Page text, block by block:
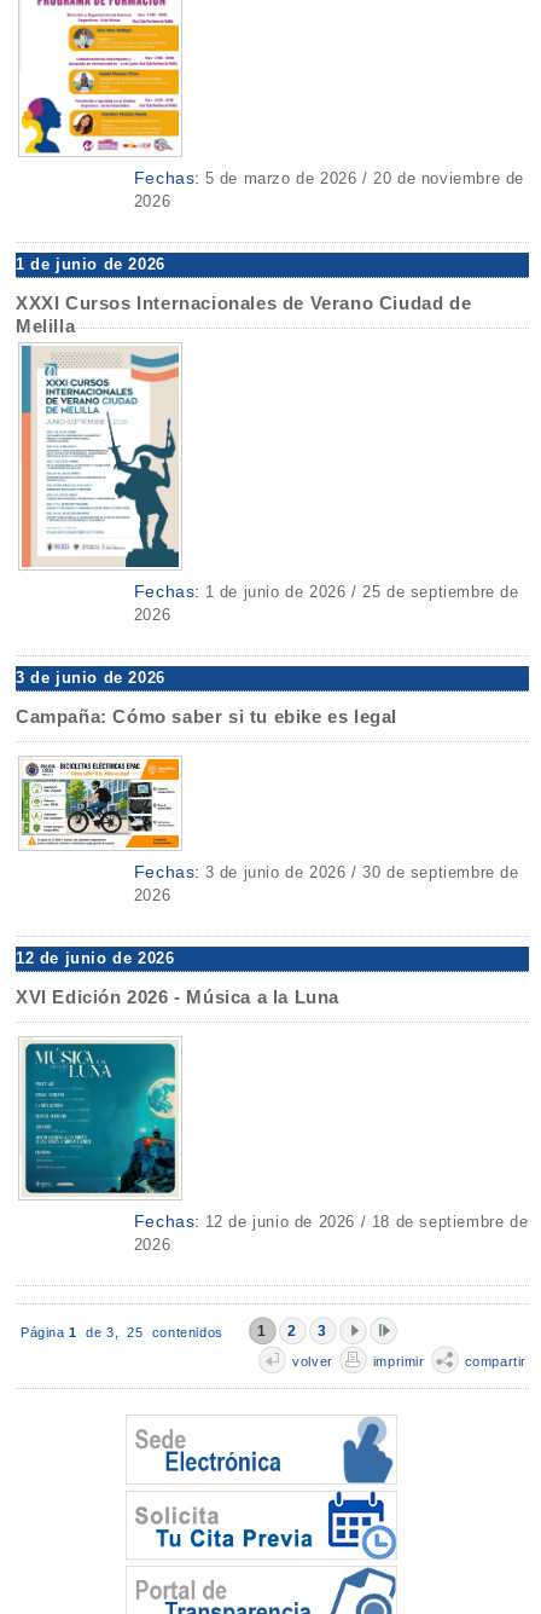
Fechas: 5 de marzo de 2026 / 20 de noviembre de
2026
1 de junio de 2026
XXXI Cursos Internacionales de Verano Ciudad de
Melilla
Fechas: 1 de junio de 2026 / 25 de septiembre de
2026
3 de junio de 2026
Campaña: Cómo saber si tu ebike es legal
Fechas: 3 de junio de 2026 / 30 de septiembre de
2026
12 de junio de 2026
XVI Edición 2026 - Música a la Luna
Fechas: 12 de junio de 2026 / 18 de septiembre de
2026
Página 1 de 3,25 contenidos 1 2 3
volver imprimir compartir